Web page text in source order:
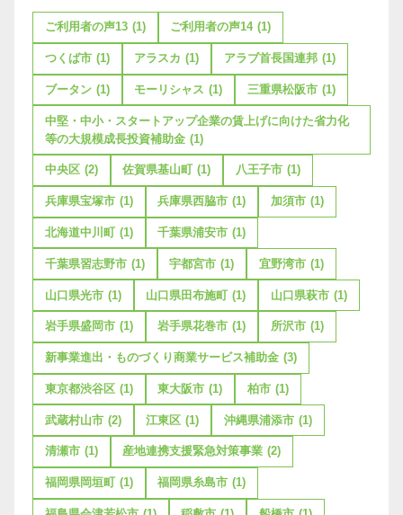
ご利用者の声13 (1) ご利用者の声14 (1)
つくば市 (1) アラスカ (1) アラブ首長国連邦 (1)
ブータン (1) モーリシャス (1) 三重県松阪市 (1)
中堅・中小・スタートアップ企業の賃上げに向けた省力化
等の大規模成長投資補助金 (1)
中央区 (2) 佐賀県基山町 (1) 八王子市 (1)
兵庫県宝塚市 (1) 兵庫県西脇市 (1) 加須市 (1)
北海道中川町 (1) 千葉県浦安市 (1)
千葉県習志野市 (1) 宇都宮市 (1) 宜野湾市 (1)
山口県光市 (1) 山口県田布施町 (1) 山口県萩市 (1)
岩手県盛岡市 (1) 岩手県花巻市 (1) 所沢市 (1)
新事業進出・ものづくり商業サービス補助金 (3)
東京都渋谷区 (1) 東大阪市 (1) 柏市 (1)
武蔵村山市 (2) 江東区 (1) 沖縄県浦添市 (1)
清瀬市 (1) 産地連携支援緊急対策事業 (2)
福岡県岡垣町 (1) 福岡県糸島市 (1)